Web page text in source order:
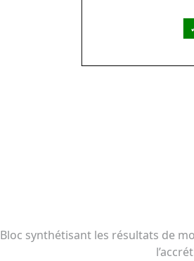
Bloc synthétisant les résultats de